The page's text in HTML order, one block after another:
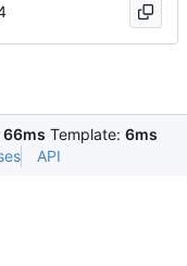
66ms Template: 6ms
API